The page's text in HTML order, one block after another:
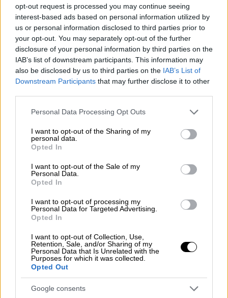
opt-out request is processed you may continue seeing
interest-based ads based on personal information utilized by
us or personal information disclosed to third parties prior to
your opt-out. You may separately opt-out of the further
disclosure of your personal information by third parties on the
IAB’s list of downstream participants. This information may
also be disclosed by us to third parties on the IAB’s List of
Downstream Participants that may further disclose it to other
Please note that this website/app uses one or more Google
not limited to your visit or usage behaviour. You may click to
grant or deny consent to Google and its third-party tags to
use your data for below specified purposes in below Google
consent section.
Personal Data Processing Opt Outs
I want to opt-out of the Sharing of my
personal data.
Opted In
I want to opt-out of the Sale of my
Personal Data.
Opted In
I want to opt-out of processing my
Personal Data for Targeted Advertising.
Opted In
I want to opt-out of Collection, Use,
Retention, Sale, and/or Sharing of my
Personal Data that Is Unrelated with the
Purposes for which it was collected.
Opted Out
Google consents
08.12.2020 17:10
Renault: Πρωταγωνίστρια στις
πωλήσεις ηλεκτρικών αυτοκινήτων
Το Renault ZOE παραμένει το No1 σε
πωλήσεις ηλεκτρικό επιβατικό της
Ευρώπης